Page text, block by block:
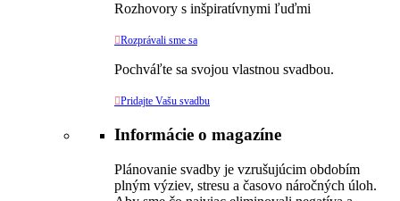
Rozhovory s inšpiratívnymi ľuďmi
Rozprávali sme sa
Pochváľte sa svojou vlastnou svadbou.
Pridajte Vašu svadbu
Informácie o magazíne
Plánovanie svadby je vzrušujúcim obdobím
plným výziev, stresu a časovo náročných úloh.